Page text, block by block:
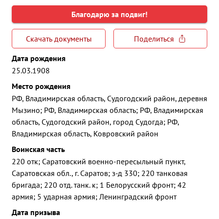
Благодарю за подвиг!
Скачать документы
Поделиться
Дата рождения
25.03.1908
Место рождения
РФ, Владимирская область, Судогодский район, деревня
Мызино; РФ, Владимирская область; РФ, Владимирская
область, Судогодский район, город Судогда; РФ,
Владимирская область, Ковровский район
Воинская часть
220 отк; Саратовский военно-пересыльный пункт,
Саратовская обл., г. Саратов; з-д 330; 220 танковая
бригада; 220 отд. танк. к; 1 Белорусский фронт; 42
армия; 5 ударная армия; Ленинградский фронт
Дата призыва